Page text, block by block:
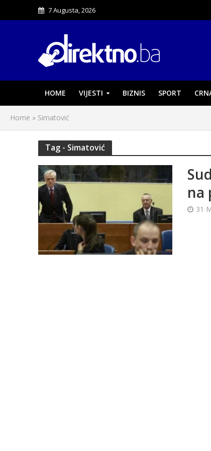
7 Augusta, 2026
HOME VIJESTI BIZNIS SPORT
Home » Simatović
Tag - Simatović
na
31